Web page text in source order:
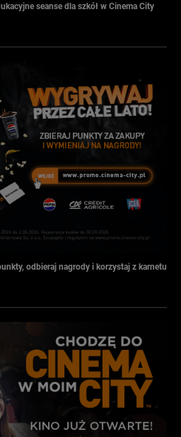
seanse dla szkół w Cinema City
odbieraj nagrody i korzystaj z karnetu